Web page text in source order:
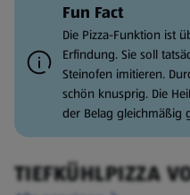
Fun Fact
Die Pizza-Funktion ist
Erfindung. Sie soll
Steinofen imitieren.
schön knusprig. Die
der Belag gleichmäßig
TIEFKÜHLPIZZA